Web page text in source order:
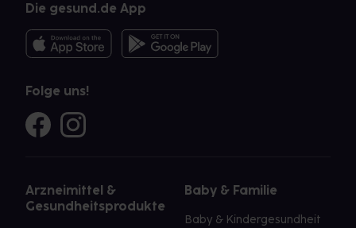
Die gesund.de App
Folge uns!
Arzneimittel &
Gesundheitsprodukte
Baby & Familie
Baby & Kindergesundheit